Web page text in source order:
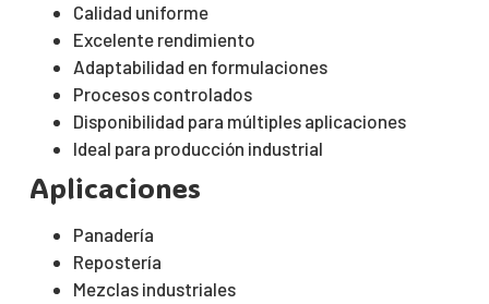
Calidad uniforme
Excelente rendimiento
Adaptabilidad en formulaciones
Procesos controlados
Disponibilidad para múltiples aplicaciones
Ideal para producción industrial
Aplicaciones
Panadería
Repostería
Mezclas industriales